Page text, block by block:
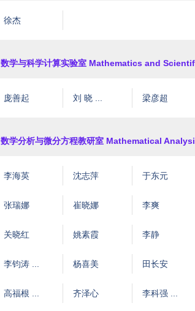
徐杰
数学与科学计算实验室 Mathematics and
庞善起 刘 晓 ... 梁彦超
数学分析与微分方程教研室 Mathematical
李海英 沈志萍 于东元
张瑞娜 崔晓娜 李爽
关晓红 姚素霞 李静
李钧涛 ... 杨喜美 田长安
高福根 ... 齐泽心 李科强 ...